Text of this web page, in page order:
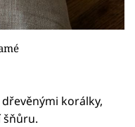
korálky,
šňůru.